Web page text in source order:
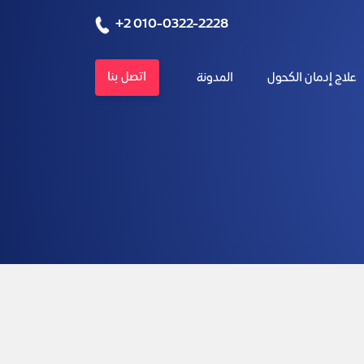
+2 010-0322-2228
علاج إدمان الكحول المدونة اتصل بنا